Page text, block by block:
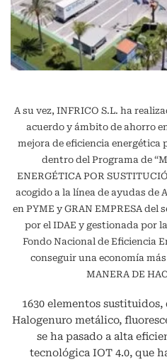
A su vez, INFRICO S.L. ha
acuerdo y ámbito de ahorro
mejora de eficiencia
dentro del Programa de
ENERGÉTICA POR
acogido a la línea de ayudas de
en PYME y GRAN EMPRESA
por el IDAE y gestionada por
Fondo Nacional de Eficiencia
conseguir una economía
MANERA DE
1630 elementos
Halogenuro metálico,
se ha pasado a alta
tecnológica IOT 4.0, que